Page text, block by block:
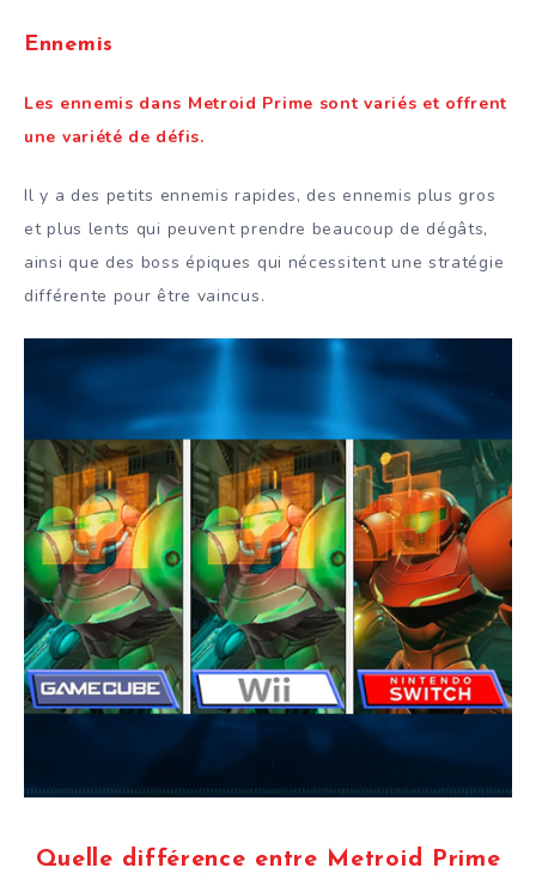
Ennemis
Les ennemis dans Metroid Prime sont variés et offrent
une variété de défis.
Il y a des petits ennemis rapides, des ennemis plus gros
et plus lents qui peuvent prendre beaucoup de dégâts,
ainsi que des boss épiques qui nécessitent une stratégie
différente pour être vaincus.
Quelle différence entre Metroid Prime